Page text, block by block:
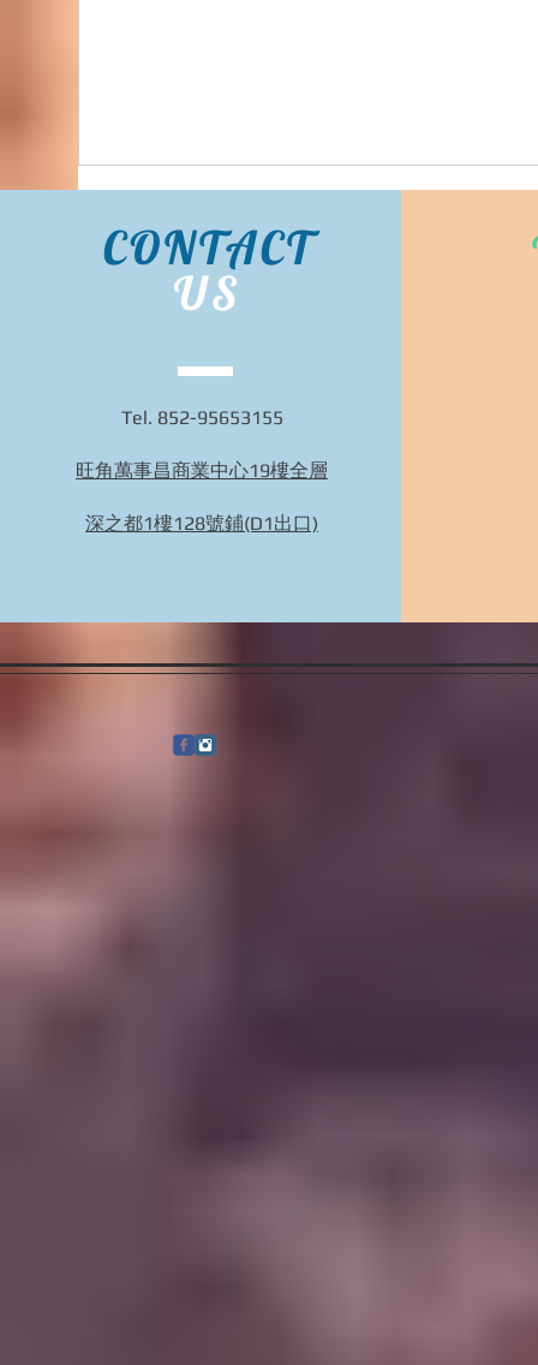
~IG1046~日本平行進口 日本預訂~日本象印暖
水壺 Zojirushi SM-ZB48-CM Water Bottle~ 歡迎
CONTACT
US
Tel. 852-95653155
旺角萬事昌商業中心19樓全層
深之都1樓128號鋪(D1出口)